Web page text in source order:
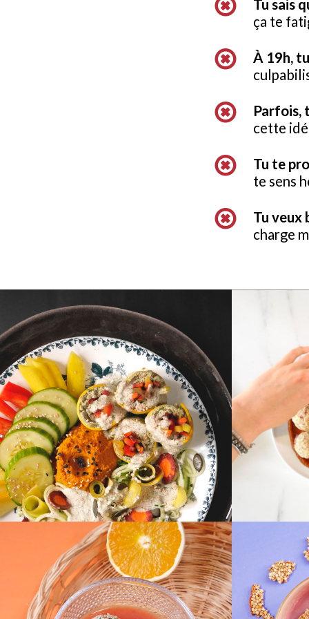
Tu sais
ça te
À 19h,
Parfois,
cette
Tu te
te sens
Tu veux
charge